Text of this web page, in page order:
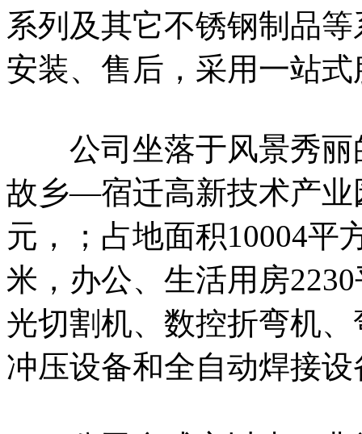
系列及其它不锈钢制品
安装、售后，采用一站
公司坐落于风景秀丽
故乡—宿迁高新技术产业
元，；占地面积10004平
米，办公、生活用房
光切割机、数控折弯机
冲压设备和全自动焊接